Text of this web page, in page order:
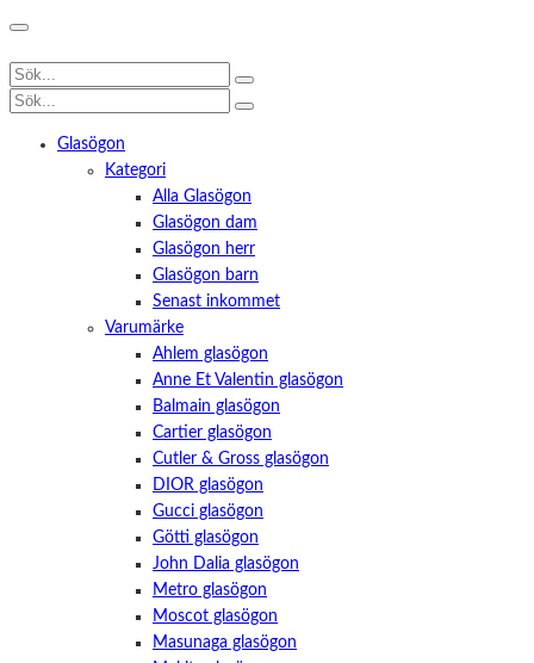
Glasögon
Kategori
Alla Glasögon
Glasögon dam
Glasögon herr
Glasögon barn
Senast inkommet
Varumärke
Ahlem glasögon
Anne Et Valentin glasögon
Balmain glasögon
Cartier glasögon
Cutler & Gross glasögon
DIOR glasögon
Gucci glasögon
Götti glasögon
John Dalia glasögon
Metro glasögon
Moscot glasögon
Masunaga glasögon